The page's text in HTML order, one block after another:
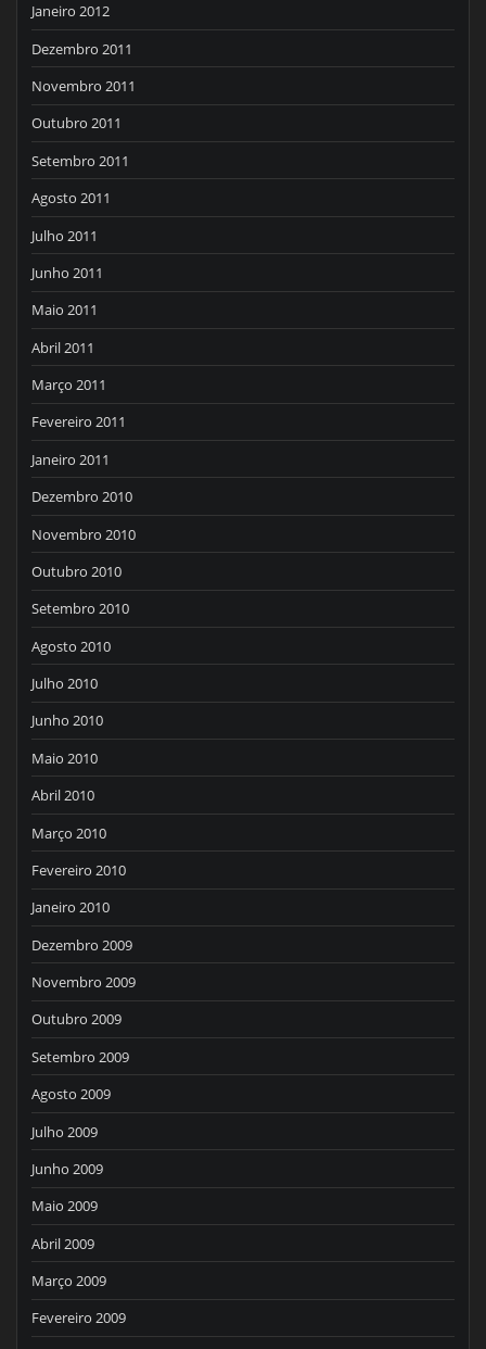
Janeiro 2012
Dezembro 2011
Novembro 2011
Outubro 2011
Setembro 2011
Agosto 2011
Julho 2011
Junho 2011
Maio 2011
Abril 2011
Março 2011
Fevereiro 2011
Janeiro 2011
Dezembro 2010
Novembro 2010
Outubro 2010
Setembro 2010
Agosto 2010
Julho 2010
Junho 2010
Maio 2010
Abril 2010
Março 2010
Fevereiro 2010
Janeiro 2010
Dezembro 2009
Novembro 2009
Outubro 2009
Setembro 2009
Agosto 2009
Julho 2009
Junho 2009
Maio 2009
Abril 2009
Março 2009
Fevereiro 2009